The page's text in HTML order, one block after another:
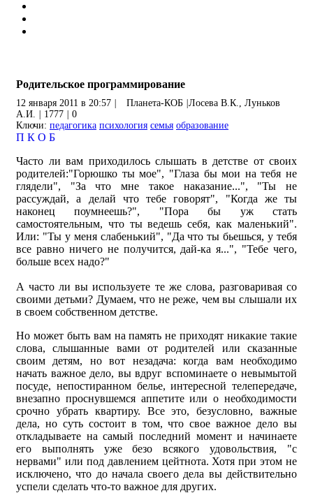
Родительское программирование
12 января 2011 в 20:57 Планета-КОБ Лосева В.К., Луньков
А.И.
1777
0
Ключи: педагогика психология семья образование
П К О Б
Часто ли вам приходилось слышать в детстве от своих
родителей:"Горюшко ты мое", "Глаза бы мои на тебя не
глядели", "За что мне такое наказание...", "Ты не
рассуждай, а делай что тебе говорят", "Когда же ты
наконец поумнеешь?", "Пора бы уж стать
самостоятельным, что ты ведешь себя, как маленький".
Или: "Ты у меня слабенький", "Да что ты бьешься, у тебя
все равно ничего не получится, дай-ка я...", "Тебе чего,
больше всех надо?"
А часто ли вы используете те же слова, разговаривая со
своими детьми? Думаем, что не реже, чем вы слышали их
в своем собственном детстве.
Но может быть вам на память не приходят никакие такие
слова, слышанные вами от родителей или сказанные
своим детям, но вот незадача: когда вам необходимо
начать важное дело, вы вдруг вспоминаете о невымытой
посуде, непостиранном белье, интересной телепередаче,
внезапно проснувшемся аппетите или о необходимости
срочно убрать квартиру. Все это, безусловно, важные
дела, но суть состоит в том, что свое важное дело вы
откладываете на самый последний момент и начинаете
его выполнять уже безо всякого удовольствия, "с
нервами" или под давлением цейтнота. Хотя при этом не
исключено, что до начала своего дела вы действительно
успели сделать что-то важное для других.